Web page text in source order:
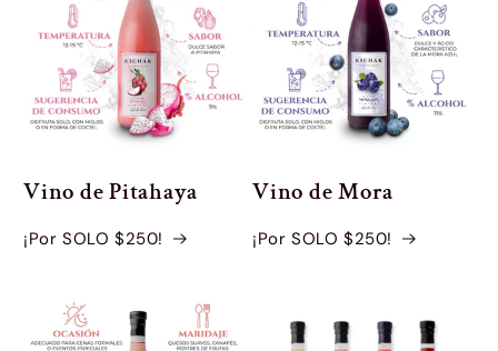
Vino de Pitahaya
¡Por SOLO $250!
Vino de Mora
¡Por SOLO $250!